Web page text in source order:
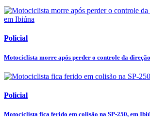
Policial
Motociclista morre após perder o controle da
Policial
Motociclista fica ferido em colisão na SP-250, em